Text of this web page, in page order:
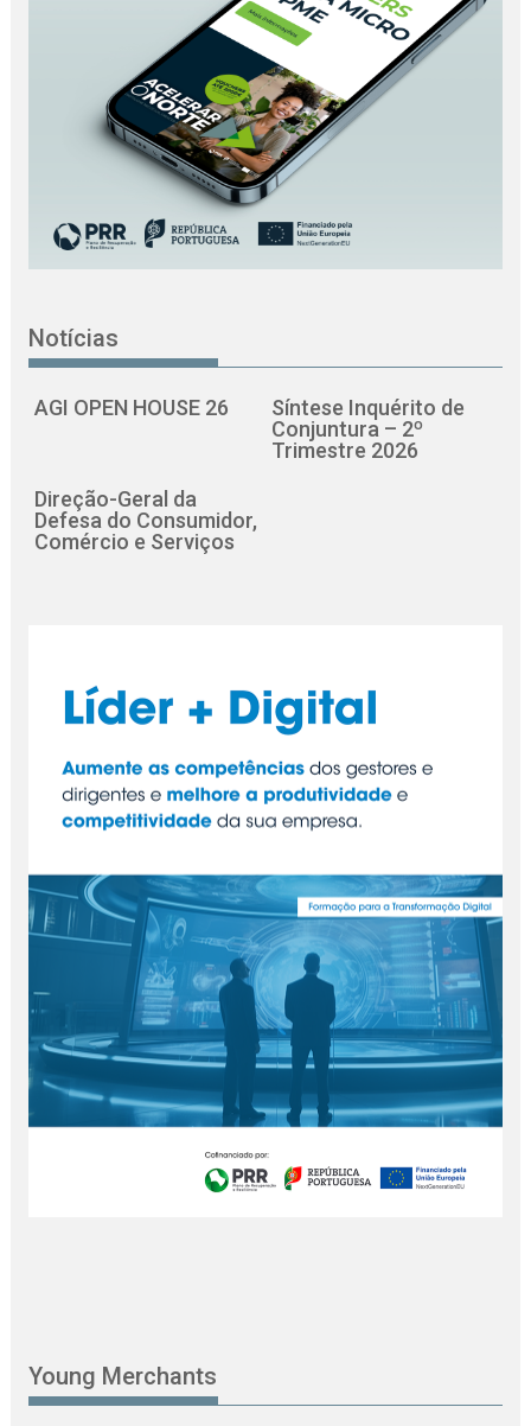
Notícias
AGI OPEN HOUSE 26
Síntese Inquérito de
Conjuntura – 2º
Trimestre 2026
Direção-Geral da
Defesa do Consumidor,
Comércio e Serviços
Young Merchants